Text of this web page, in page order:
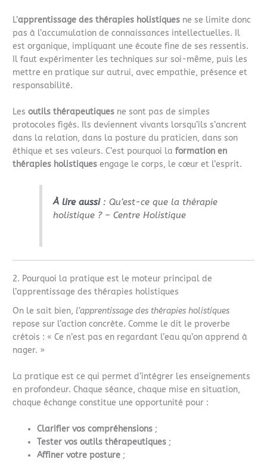
L’apprentissage des thérapies holistiques ne se limite donc
pas à l’accumulation de connaissances intellectuelles. Il
est organique, impliquant une écoute fine de ses ressentis.
Il faut expérimenter les techniques sur soi-même, puis les
mettre en pratique sur autrui, avec empathie, présence et
responsabilité.
Lesoutils thérapeutiques ne sont pas de simples
protocoles figés. Ils deviennent vivants lorsqu’ils s’ancrent
dans la relation, dans la posture du praticien, dans son
éthique et ses valeurs. C’est pourquoi laformation en
thérapies holistiques engage le corps, le cœur et l’esprit.
À lire aussi:Qu’est-ce que la thérapie
holistique ? – Centre Holistique
2. Pourquoi la pratique est le moteur principal de
l’apprentissage des thérapies holistiques
On le sait bien,l’apprentissage des thérapies holistiques
repose sur l’action concrète. Comme le dit le proverbe
crétois : « Ce n’est pas en regardant l’eau qu’on apprend à
nager. »
La pratique est ce qui permet d’intégrer les enseignements
en profondeur. Chaque séance, chaque mise en situation,
chaque échange constitue une opportunité pour :
Clarifier vos compréhensions ;
Tester vos outils thérapeutiques ;
Affiner votre posture ;